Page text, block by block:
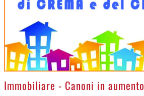
>Immobiliare - Canoni in aumento